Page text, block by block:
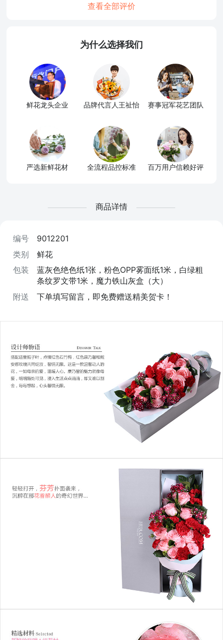
查看全部评价
为什么选择我们
鲜花龙头企业 品牌代言人王祉怡 赛事冠军花艺团队
严选新鲜花材 全流程品控标准 百万用户信赖好评
商品详情
编号
9012201
类别
鲜花
包装
蓝灰色绝色纸1张，粉色OPP雾面纸1米，白绿粗
条纹罗文带1米，魔力铁山灰盒（大）
附送
下单填写留言，即免费赠送精美贺卡！